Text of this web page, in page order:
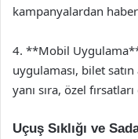
kampanyalardan
4. **Mobil
uygulaması, bilet
yanı sıra, özel
Uçuş Sıklığı ve